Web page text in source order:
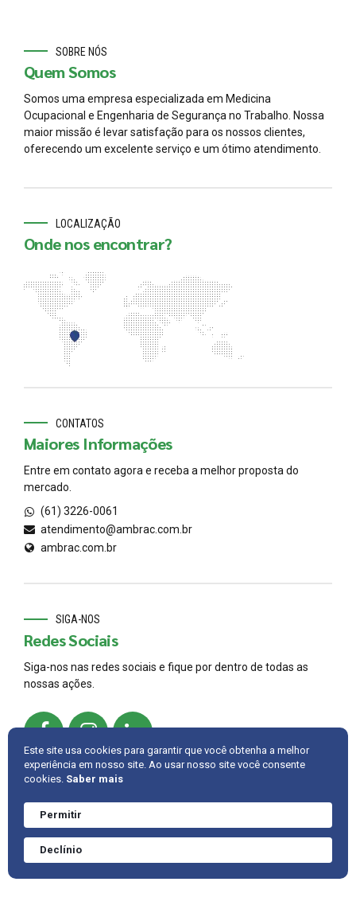
SOBRE NÓS
Quem Somos
Somos uma empresa especializada em Medicina
Ocupacional e Engenharia de Segurança no Trabalho. Nossa
maior missão é levar satisfação para os nossos clientes,
oferecendo um excelente serviço e um ótimo atendimento.
LOCALIZAÇÃO
Onde nos encontrar?
CONTATOS
Maiores Informações
Entre em contato agora e receba a melhor proposta do
mercado.
(61) 3226-0061
atendimento@ambrac.com.br
ambrac.com.br
SIGA-NOS
Redes Sociais
Siga-nos nas redes sociais e fique por dentro de todas as
nossas ações.
INTRANET
Este site usa cookies para garantir que você obtenha a melhor
experiência em nosso site. Ao usar nosso site você consente
cookies. Saber mais
Permitir
Declínio
Precisa de ajuda?
Converve agora